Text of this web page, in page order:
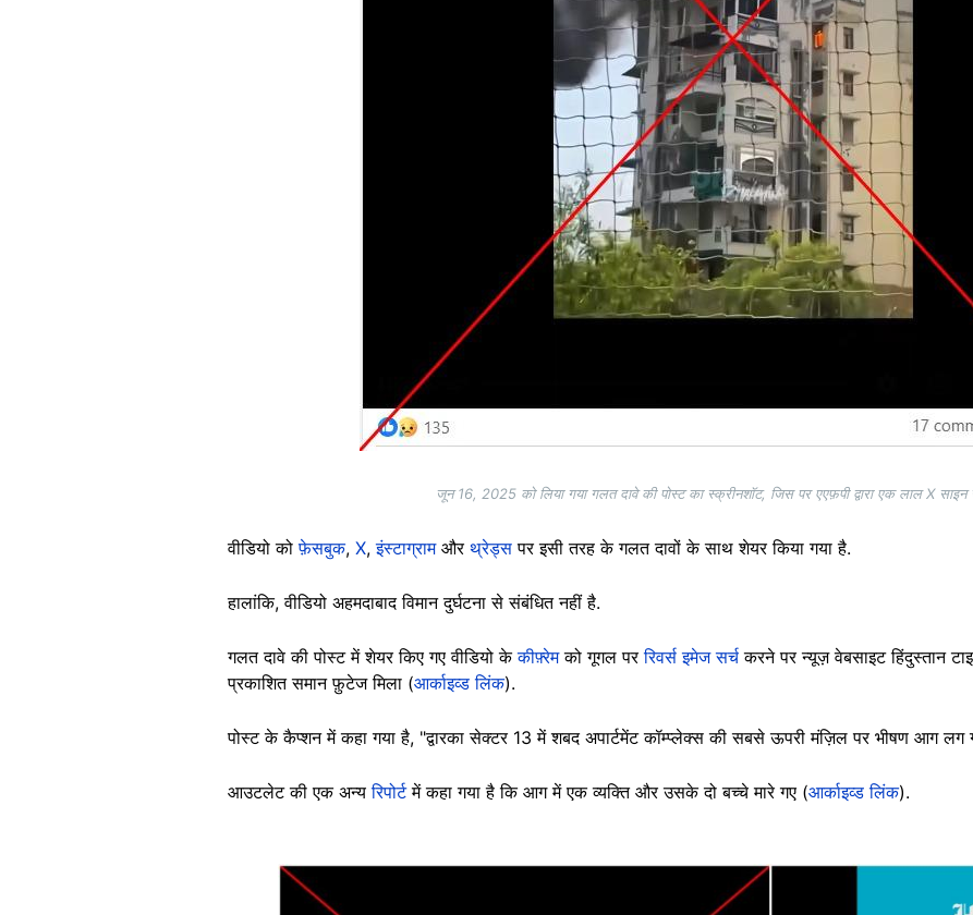
जून 16, 2025 को लिया गया गलत दावे की पोस्ट का स्क्रीनशॉट, जिस पर एएफ़पी द्वारा एक लाल X साइन
वीडियो कोफ़ेसबुक, X,इंस्टाग्रामऔर थ्रेड्स पर इसी तरह के गलत दावों के साथ शेयर किया गया है.
हालांकि, वीडियो अहमदाबाद विमान दुर्घटना से संबंधित नहीं है.
गलत दावे की पोस्ट में शेयर किए गए वीडियो केकीफ़्रेमको गूगल पररिवर्स इमेज सर्च करने पर न्यूज़ वेबसाइट हिंदुस्तान
प्रकाशित समान फ़ुटेज मिला (आर्काइव्ड लिंक).
पोस्ट के कैप्शन में कहा गया है, "द्वारका सेक्टर 13 में शबद अपार्टमेंट कॉम्प्लेक्स की सबसे ऊपरी मंज़िल पर भीषण आग
आउटलेट की एक अन्यरिपोर्टमें कहा गया है कि आग में एक व्यक्ति और उसके दो बच्चे मारे गए (आर्काइव्ड लिंक).
Image